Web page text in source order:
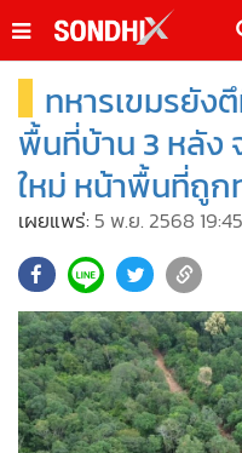
เดต
หน้าหลัก
•
SondhiX
Social
• World Talk
• ผู้เฒ่าเล่าเรื่อง
• ข่าวลึกปมลับ
• Exclusive Health
• ผู้จัดกวน
• น่าสนใจ
ทหารเขมรยัง
พื้นที่บ้าน 3 หลัง
ใหม่ หน้าพื้นที่ถูก
เผยแพร่:5 พ.ย. 2568 19:45